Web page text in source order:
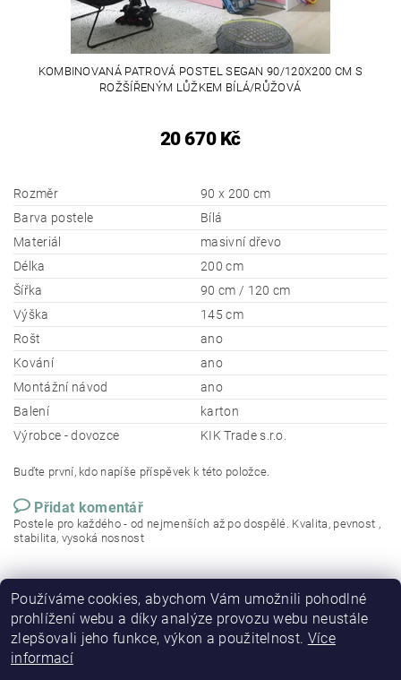
KOMBINOVANÁ PATROVÁ POSTEL SEGAN 90/120X200 CM S
ROŽŠÍŘENÝM LŮŽKEM BÍLÁ/RŮŽOVÁ
20 670 Kč
Rozměr
90 x 200 cm
Barva postele
Bílá
Materiál
masivní dřevo
Délka
200 cm
Šířka
90 cm / 120 cm
Výška
145 cm
Rošt
ano
Kování
ano
Montážní návod
ano
Balení
karton
Výrobce - dovozce
KIK Trade s.r.o.
Buďte první, kdo napíše příspěvek k této položce.
Přidat komentář
Postele pro každého - od nejmenších až po dospělé. Kvalita, pevnost ,
stabilita, vysoká nosnost
Používáme cookies, abychom Vám umožnili pohodlné
prohlížení webu a díky analýze provozu webu neustále
zlepšovali jeho funkce, výkon a použitelnost. Více
informací